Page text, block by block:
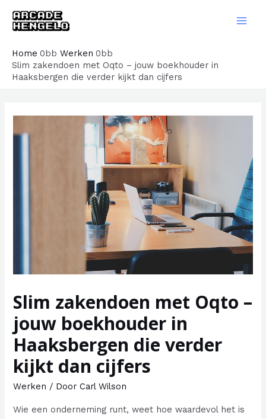
naar
inhoud
Home
Werken
Slim zakendoen met Oqto – jouw boekhouder in
Haaksbergen die verder kijkt dan cijfers
Slim zakendoen met Oqto –
jouw boekhouder in
Haaksbergen die verder
kijkt dan cijfers
Werken / DoorCarl Wilson
Wie een onderneming runt, weet hoe waardevol het is